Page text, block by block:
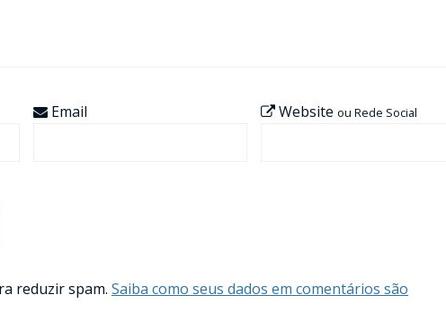
Email Website ou Rede Social
reduzir spam. Saiba como seus dados em comentários são